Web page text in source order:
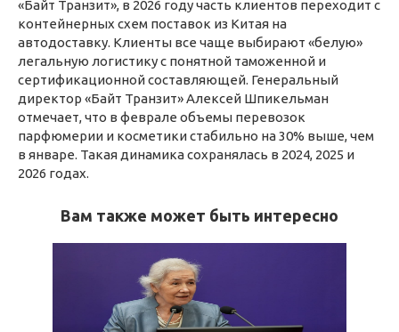
«Байт Транзит», в 2026 году часть клиентов переходит с
контейнерных схем поставок из Китая на
автодоставку. Клиенты все чаще выбирают «белую»
легальную логистику с понятной таможенной и
сертификационной составляющей. Генеральный
директор «Байт Транзит» Алексей Шпикельман
отмечает, что в феврале объемы перевозок
парфюмерии и косметики стабильно на 30% выше, чем
в январе. Такая динамика сохранялась в 2024, 2025 и
2026 годах.
Вам также может быть интересно